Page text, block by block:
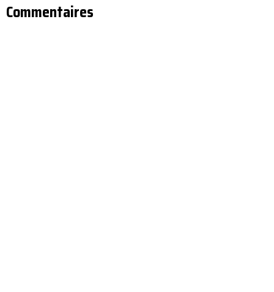
Commentaires